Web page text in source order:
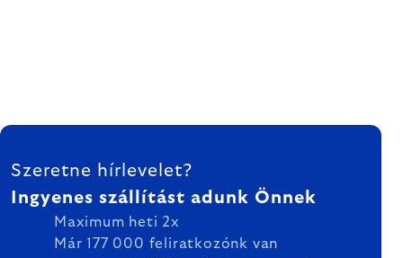
LÁBLÉC
Szeretne hírlevelet?
Ingyenes szállítást adunk Önnek
Maximum heti 2x
Már 177 000 feliratkozónk van